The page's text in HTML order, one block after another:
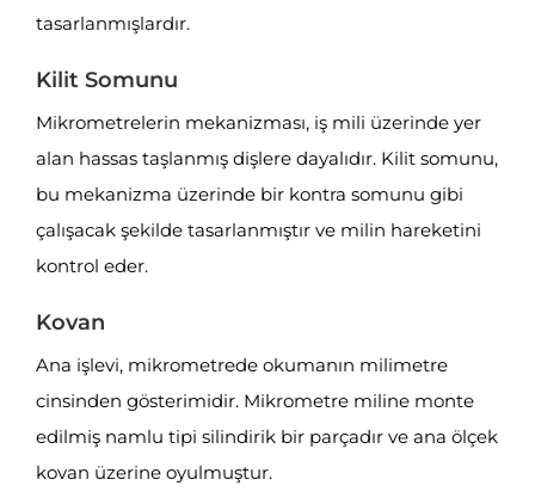
tasarlanmışlardır.
Kilit Somunu
Mikrometrelerin mekanizması, iş mili üzerinde yer
alan hassas taşlanmış dişlere dayalıdır. Kilit somunu,
bu mekanizma üzerinde bir kontra somunu gibi
çalışacak şekilde tasarlanmıştır ve milin hareketini
kontrol eder.
Kovan
Ana işlevi, mikrometrede okumanın milimetre
cinsinden gösterimidir. Mikrometre miline monte
edilmiş namlu tipi silindirik bir parçadır ve ana ölçek
kovan üzerine oyulmuştur.